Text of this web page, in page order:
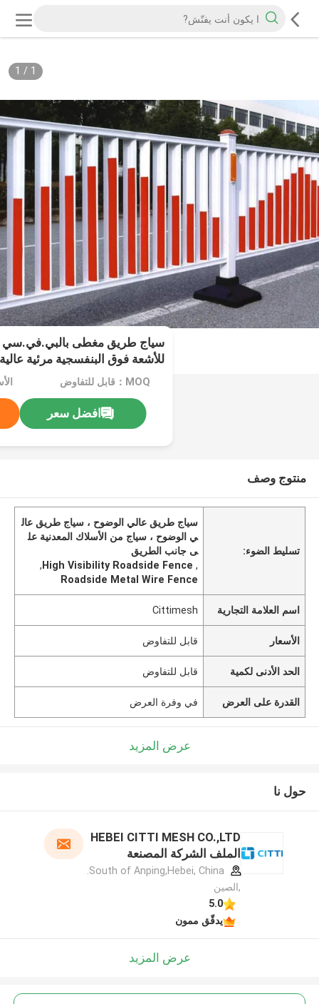
1
/
1
للأشعة فوق البنفسجية مرئية
MOQ：قابل للتفاوض
افضل سعر
منتوج وصف
تسليط الضوء:
سياج طريق عالي الوضوح ، سياج طريق عال
ي الوضوح ، سياج من الأسلاك المعدنية عل
ى جانب الطريق
,
High Visibility Roadside Fence
,
Roadside Metal Wire Fence
اسم العلامة التجارية Cittimesh
الأسعار قابل للتفاوض
الحد الأدنى لكمية قابل للتفاوض
القدرة على العرض في وفرة العرض
عرض المزيد
حول نا
HEBEI CITTI MESH CO.,LTD
الملف الشركة المصنعة
,الصين
5.0
يدقّق ممون
عرض المزيد